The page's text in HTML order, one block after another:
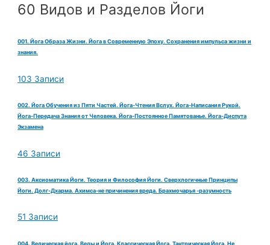
60 Видов и Разделов Йоги
001. Йога Образа Жизни. Йога в Современную Эпоху. Сохранения импульса жизни и
знания.
103 Записи
002. Йога Обучения из Пяти Частей. Йога-Чтения Вслух. Йога-Написания Рукой.
Йога-Передача Знания от Человека. Йога-Постоянное Памятованье. Йога-Диспута
Экзамена
46 Записи
003. Аксиоматика Йоги. Теория и Философия Йоги. Сверхлогичные Принципы
Йоги. Долг-Дхарма. Ахимса-не причинения вреда. Брахмочарья -разумность
51 Записи
004. Ведическая йога. Веды и Йога. Классическая Йога. Тантрическая Йога. Не